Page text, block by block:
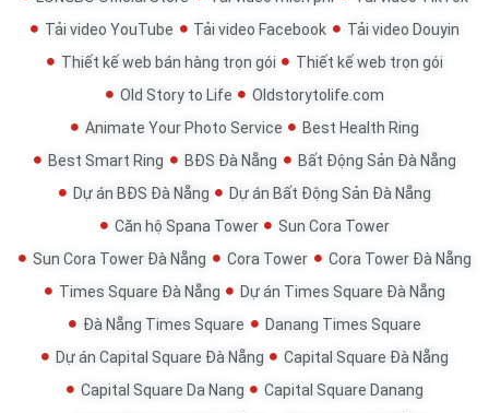
Tải video YouTube
Tải video Facebook
Tải video Douyin
Thiết kế web bán hàng trọn gói
Thiết kế web trọn gói
Old Story to Life
Oldstorytolife.com
Animate Your Photo Service
Best Health Ring
Best Smart Ring
BĐS Đà Nẵng
Bất Động Sản Đà Nẵng
Dự án BĐS Đà Nẵng
Dự án Bất Động Sản Đà Nẵng
Căn hộ Spana Tower
Sun Cora Tower
Sun Cora Tower Đà Nẵng
Cora Tower
Cora Tower Đà Nẵng
Times Square Đà Nẵng
Dự án Times Square Đà Nẵng
Đà Nẵng Times Square
Danang Times Square
Dự án Capital Square Đà Nẵng
Capital Square Đà Nẵng
Capital Square Da Nang
Capital Square Danang